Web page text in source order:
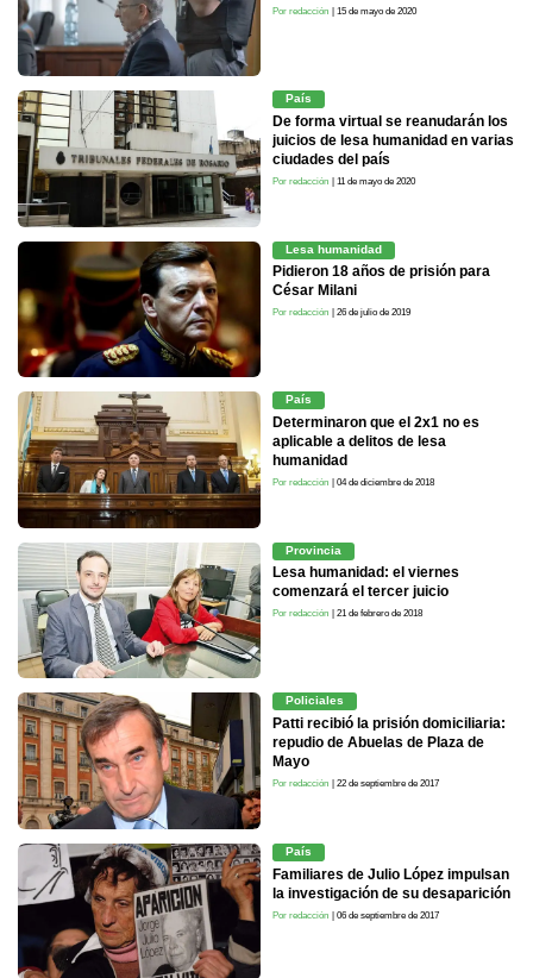
Por redacción | 15 de mayo de 2020
País
De forma virtual se reanudarán los
juicios de lesa humanidad en varias
ciudades del país
Por redacción | 11 de mayo de 2020
Lesa humanidad
Pidieron 18 años de prisión para
César Milani
Por redacción | 26 de julio de 2019
País
Determinaron que el 2x1 no es
aplicable a delitos de lesa
humanidad
Por redacción | 04 de diciembre de 2018
Provincia
Lesa humanidad: el viernes
comenzará el tercer juicio
Por redacción | 21 de febrero de 2018
Policiales
Patti recibió la prisión domiciliaria:
repudio de Abuelas de Plaza de
Mayo
Por redacción | 22 de septiembre de 2017
País
Familiares de Julio López impulsan
la investigación de su desaparición
Por redacción | 06 de septiembre de 2017